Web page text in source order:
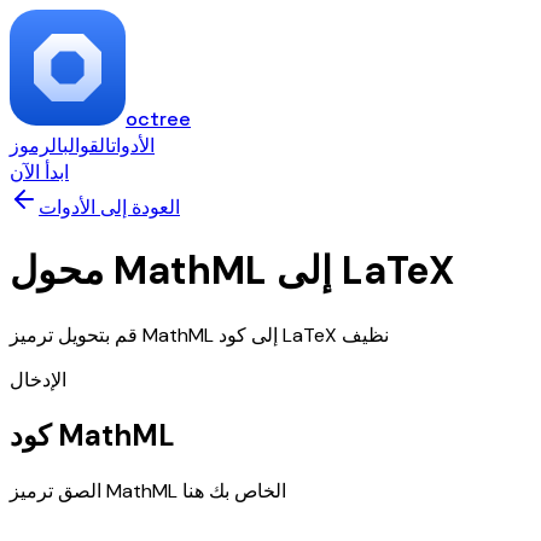
octree
الأدواتالقوالبالرموز
ابدأ الآن
العودة إلى الأدوات
محول MathML إلى LaTeX
قم بتحويل ترميز MathML إلى كود LaTeX نظيف
الإدخال
كود MathML
الصق ترميز MathML الخاص بك هنا